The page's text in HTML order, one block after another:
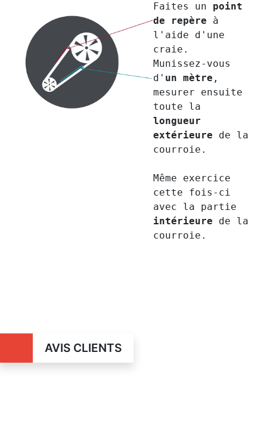
Faites un point
de repère à
l'aide d'une
craie.
Munissez-vous
d' un mètre ,
mesurer ensuite
toute la
longueur
extérieure de la
courroie.
Même exercice
cette fois-ci
avec la partie
intérieure de la
courroie.
AVIS CLIENTS